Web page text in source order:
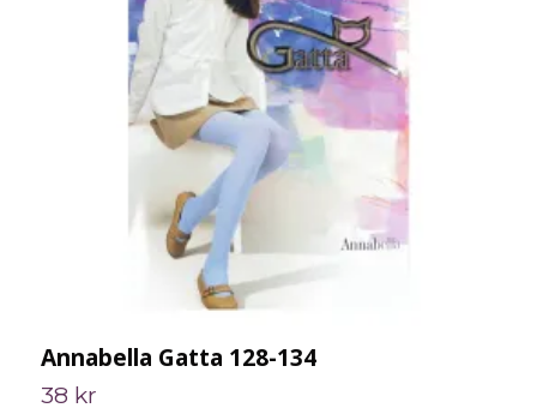
Annabella Gatta 128-134
38 kr